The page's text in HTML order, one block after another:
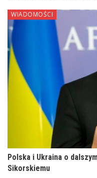
WIADOMOŚCI
Polska i Ukraina o
Sikorskiemu